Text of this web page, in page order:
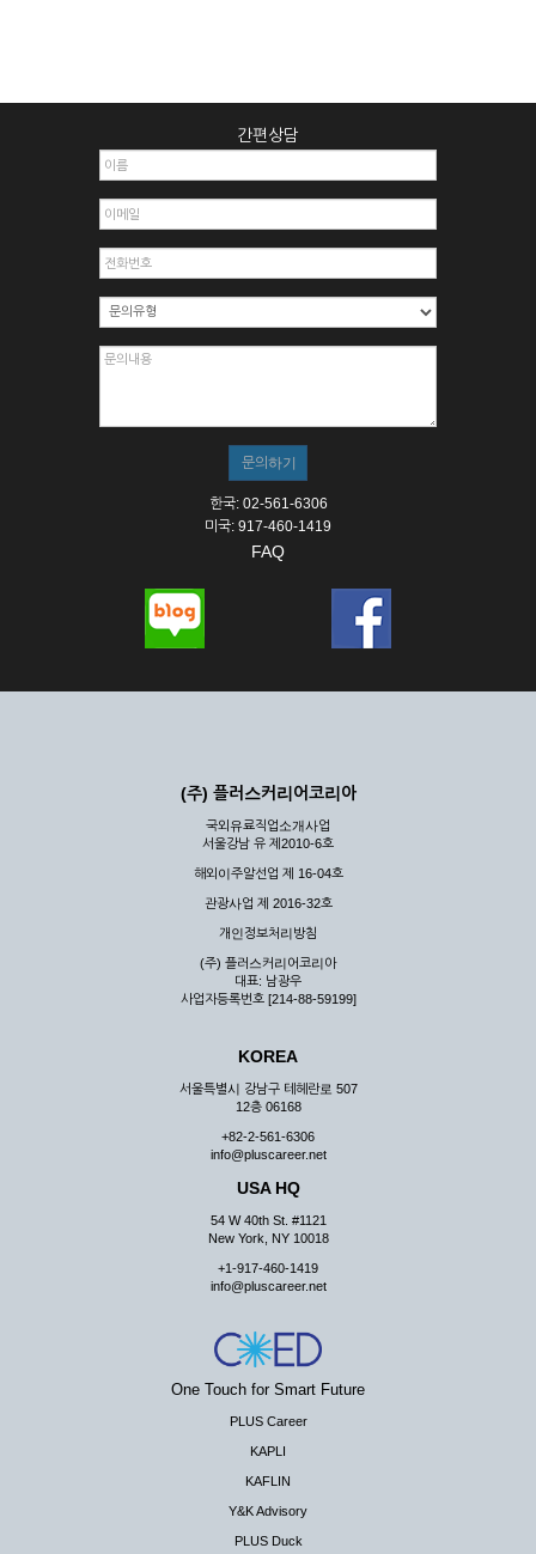
간편상담
한국: 02-561-6306
미국: 917-460-1419
FAQ
(주) 플러스커리어코리아
국외유료직업소개사업
서울강남 유 제2010-6호
해외이주알선업 제 16-04호
관광사업 제 2016-32호
개인정보처리방침
(주) 플러스커리어코리아
대표: 남광우
사업자등록번호 [214-88-59199]
KOREA
서울특별시 강남구 테헤란로 507
12층 06168
+82-2-561-6306
info@pluscareer.net
USA HQ
54 W 40th St. #1121
New York, NY 10018
+1-917-460-1419
info@pluscareer.net
One Touch for Smart Future
PLUS Career
KAPLI
KAFLIN
Y&K Advisory
PLUS Duck